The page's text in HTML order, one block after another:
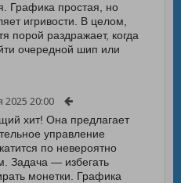
Графика простая, но
игривости. В целом,
порой раздражает, когда
очередной шип или
2025 20:00
хит! Она предлагает
управление
по невероятно
Задача — избегать
монетки. Графика